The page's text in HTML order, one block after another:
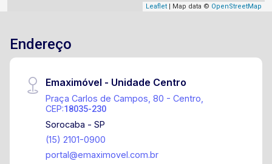
Leaflet | Map data © OpenStreetMap
Endereço
Emaximóvel - Unidade Centro
Praça Carlos de Campos, 80 - Centro,
CEP:18035-230
Sorocaba - SP
(15) 2101-0900
portal@emaximovel.com.br